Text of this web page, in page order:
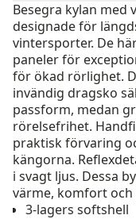
Besegra kylan med
designade för
vintersporter. De
paneler för
för ökad rörlighet.
invändig dragsko
passform, medan
rörelsefrihet.
praktisk förvaring
kängorna.
i svagt ljus. Dessa
värme, komfort
3-lagers softshell